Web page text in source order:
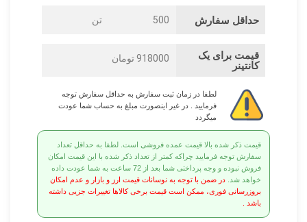
حداقل سفارش 500 تن
قیمت برای یک
کانتینر
918000 تومان
لطفا در زمان ثبت سفارش به حداقل سفارش توجه
فرمایید . در غیر اینصورت مبلغ به حساب شما عودت
میگردد
قیمت ذکر شده بالا قیمت عمده فروشی است. لطفا به حداقل تعداد
سفارش توجه فرمایید چراکه کمتر از تعداد ذکر شده با این قیمت امکان
فروش نبوده و وجه پرداختی شما بعد از 72 ساعت به شما عودت داده
خواهد شد. در ضمن با توجه به نوسانات قیمت ارز و بازار و عدم امکان
بروزرسانی فوری، ممکن است قیمت برخی کالاها تغییرات جزیی داشته
باشد .